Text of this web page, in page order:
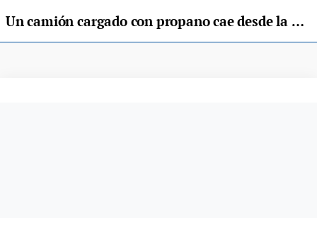
Un camión cargado con propano cae desde la A-8 a la N-632 en Colunga